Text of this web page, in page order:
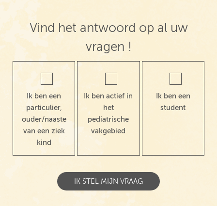
Vind het antwoord op al uw
vragen !
Ik ben een
particulier,
ouder/naaste
van een ziek
kind
Ik ben actief in
het
pediatrische
vakgebied
Ik ben een
student